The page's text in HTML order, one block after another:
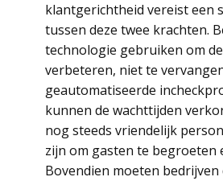
klantgerichtheid vereist een
tussen deze twee krachten.
technologie gebruiken om
verbeteren, niet te
geautomatiseerde
kunnen de wachttijden
nog steeds vriendelijk
zijn om gasten te begroeten
Bovendien moeten bedrijven